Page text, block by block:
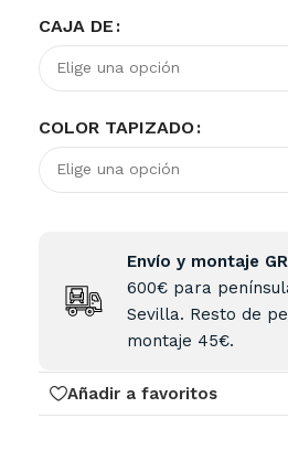
CAJA DE
COLOR TAPIZADO
Envío y montaje
600€ para
Sevilla. Resto de
montaje 45€.
Añadir a favoritos